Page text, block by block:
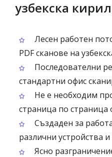
узбекска
Лесен работен
PDF сканове на
Последователни
стандартни офис
Не е необходим
страница по страница
Създаден за
различни устройства
Ясно